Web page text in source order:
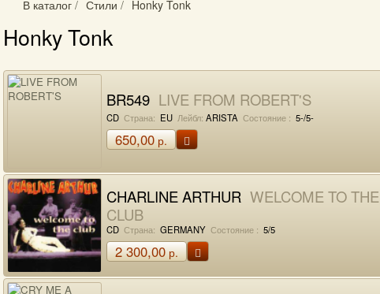
В каталог / Стили / Honky Tonk
Honky Tonk
BR549 LIVE FROM ROBERT'S
CD Страна: EU Лейбл: ARISTA Состояние : 5-/5-
650,00р.
CHARLINE ARTHUR WELCOME TO THE
CLUB
CD Страна: GERMANY Состояние : 5/5
2 300,00р.